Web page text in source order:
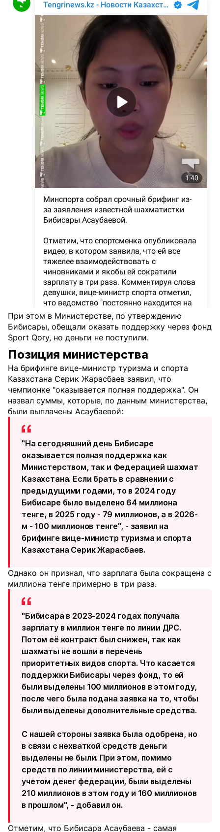
При этом в Министерстве, по утверждению
Бибисары, обещали оказать поддержку через фонд
Sport Qory, но деньги не поступили.
Позиция министерства
На брифинге вице-министр туризма и спорта
Казахстана Серик Жарасбаев заявил, что
чемпионке "оказывается полная поддержка". Он
назвал суммы, которые, по данным министерства,
были выплачены Асаубаевой:
"На сегодняшний день Бибисаре
оказывается полная поддержка как
Министерством, так и Федерацией шахмат
Казахстана. Если брать в сравнении с
предыдущими годами, то в 2024 году
Бибисаре было выделено 64 миллиона
тенге, в 2025 году - 79 миллионов, а в 2026-
м - 100 миллионов тенге", - заявил на
брифинге вице-министр туризма и спорта
Казахстана Серик Жарасбаев.
Однако он признал, что зарплата была сокращена с
миллиона тенге примерно в три раза.
"Бибисара в 2023-2024 годах получала
зарплату в миллион тенге по линии ДРС.
Потом её контракт был снижен, так как
шахматы не вошли в перечень
приоритетных видов спорта. Что касается
поддержки Бибисары через фонд, то ей
были выделены 100 миллионов в этом году,
после чего была подана заявка на то, чтобы
были выделены дополнительные средства.
С нашей стороны заявка была одобрена, но
в связи с нехваткой средств деньги
выделены не были. При этом, помимо
средств по линии министерства, ей с
учетом денег федерации, были выделены
210 миллионов в этом году и 160 миллионов
в прошлом", - добавил он.
Отметим, что Бибисара Асаубаева - самая